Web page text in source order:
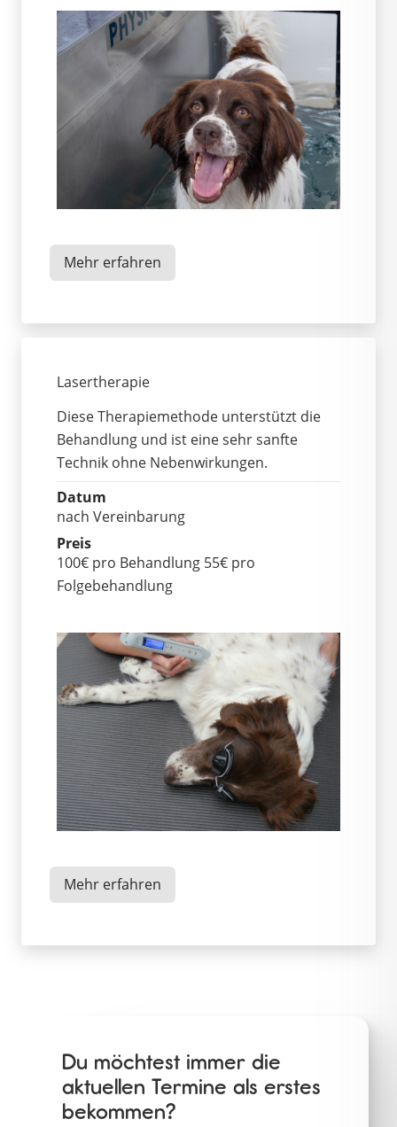
Mehr erfahren
Lasertherapie
Diese Therapiemethode unterstützt die
Behandlung und ist eine sehr sanfte
Technik ohne Nebenwirkungen.
Datum
nach Vereinbarung
Preis
100€ pro Behandlung 55€ pro
Folgebehandlung
Mehr erfahren
Du möchtest immer die
aktuellen Termine als erstes
bekommen?